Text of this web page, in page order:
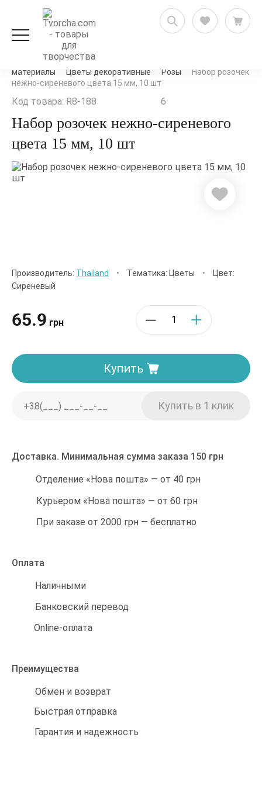
Рукоделие и флористика
материалы
Цветы декоративные Розы
Набор розочек
нежно-сиреневого цвета 15 мм, 10 шт
Код товара: R8-188 6
Набор розочек нежно-сиреневого
цвета 15 мм, 10 шт
Производитель: Thailand • Тематика: Цветы •
Цвет:
Сиреневый
65.9 грн
Купить
Доставка. Минимальная сумма заказа 150 грн
Отделение «Нова пошта» — от 40 грн
Курьером «Нова пошта» — от 60 грн
При заказе от 2000 грн — бесплатно
Оплата
Наличными
Банковский перевод
Online-оплата
Преимущества
Обмен и возврат
Быстрая отправка
Гарантия и надежность